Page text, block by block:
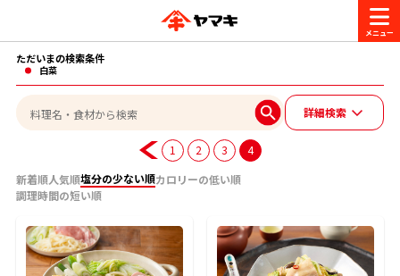
商品情報
レシピ
おいしいレシピを探す
おいしいレシピトップ
かつお節・だしを楽しむ
かつお節・だしを知る
CM・キャンペーン
ただいまの検索条件
白菜
詳細検索
1 2 3
4
新着順人気順塩分の少ない順カロリーの低い順
調理時間の短い順